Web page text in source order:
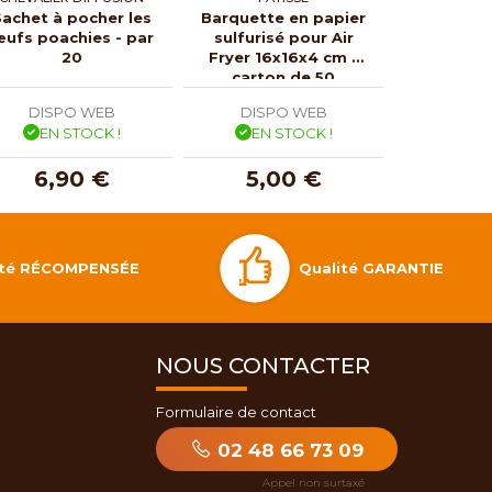
à pocher les
poachies - par
20
DISPO WEB
EN STOCK !
6,90 €
Barquette en papier
sulfurisé pour Air
Fryer 16x16x4 cm -
carton de 50
DISPO WEB
EN STOCK !
5,00 €
RÉCOMPENSÉE Qualité GARANTIE
NOUS CONTACTER
Formulaire de contact
02 48 66 73 09